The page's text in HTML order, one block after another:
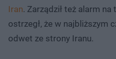
Iran. Zarządził też alarm na
ostrzegł, że w najbliższym
odwet ze strony Iranu.